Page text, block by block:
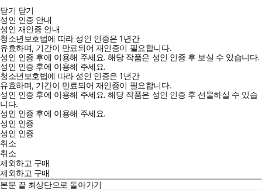
닫기 닫기
성인 인증 안내
성인 재인증 안내
청소년보호법에 따라 성인 인증은 1년간
유효하며, 기간이 만료되어 재인증이 필요합니다.
성인 인증 후에 이용해 주세요.해당 작품은 성인 인증 후 보실 수 있습니다.
성인 인증 후에 이용해 주세요.
청소년보호법에 따라 성인 인증은 1년간
유효하며, 기간이 만료되어 재인증이 필요합니다.
성인 인증 후에 이용해 주세요.해당 작품은 성인 인증 후 선물하실 수 있습
니다.
성인 인증 후에 이용해 주세요.
성인 인증
성인 인증
취소
취소
제외하고 구매
제외하고 구매
본문 끝 최상단으로 돌아가기